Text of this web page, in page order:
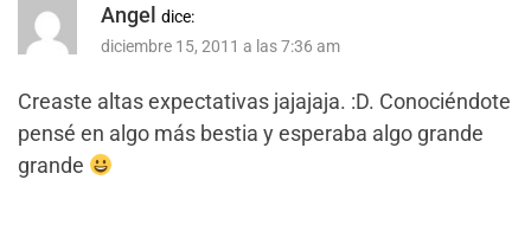
Angel dice:
diciembre 15, 2011 a las 7:36 am
Creaste altas expectativas jajajaja. :D. Conociéndote
pensé en algo más bestia y esperaba algo grande
grande